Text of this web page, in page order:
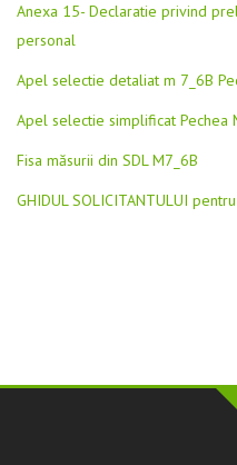
Anexa 15- Declaratie privind
personal
Apel selectie detaliat m 7_6B
Apel selectie simplificat Pechea
Fisa măsurii din SDL M7_6B
GHIDUL SOLICITANTULUI